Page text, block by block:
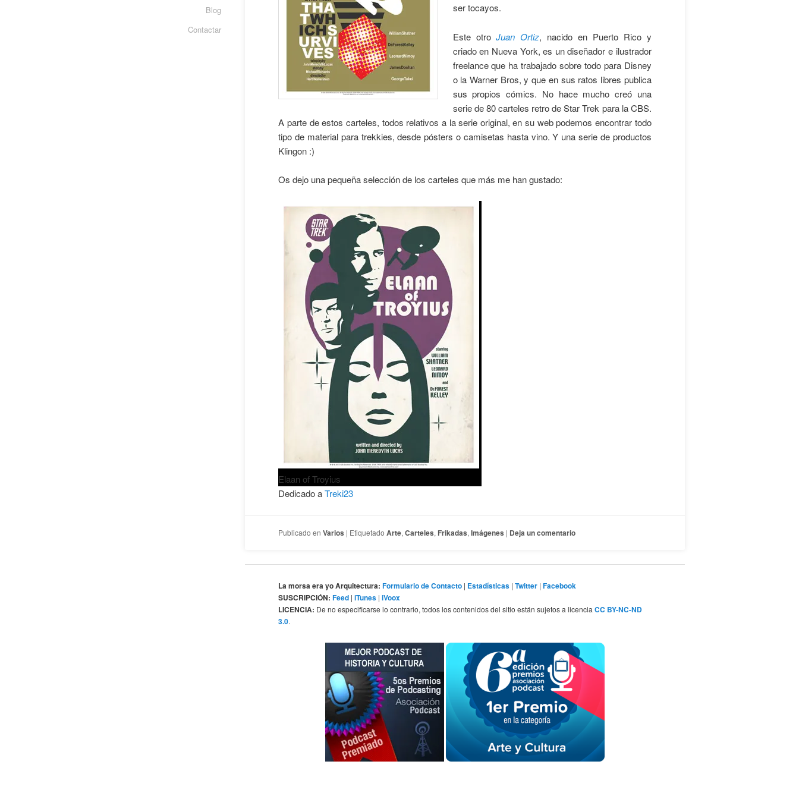
Blog
Contactar
ser tocayos.
Este otroJuan Ortiz, nacido en Puerto Rico y
criado en Nueva York, es un diseñador e ilustrador
freelance que ha trabajado sobre todo para Disney
o la Warner Bros, y que en sus ratos libres publica
sus propios cómics. No hace mucho creó una
serie de 80 carteles retro de Star Trek para la CBS.
A parte de estos carteles, todos relativos a la serie original, en su web podemos encontrar todo
tipo de material para trekkies, desde pósters o camisetas hasta vino. Y una serie de productos
Klingon :)
Os dejo una pequeña selección de los carteles que más me han gustado:
Elaan of Troyius
Dedicado aTreki23
Publicado en Varios | Etiquetado Arte,Carteles, Frikadas,Imágenes | Deja un comentario
La morsa era yo Arquitectura: Formulario de Contacto | Estadísticas |Twitter |Facebook
SUSCRIPCIÓN: Feed |iTunes |iVoox
LICENCIA: De no especificarse lo contrario, todos los contenidos del sitio están sujetos a licenciaCC BY-NC-ND
3.0.